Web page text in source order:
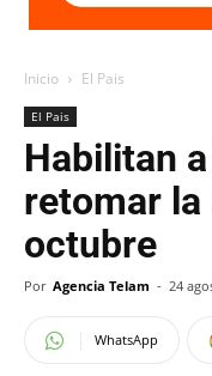
Inicio El Pais
El Pais
Habilitan
retomar la
octubre
Por Agencia Telam - 24
WhatsApp